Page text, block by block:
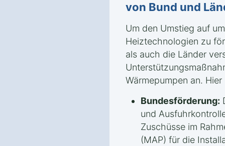
von Bund und
Um den Umstieg auf
Heiztechnologien zu
als auch die Länder
Wärmepumpen an.
Bundesförderung:
und
Zuschüsse im
(MAP) für die